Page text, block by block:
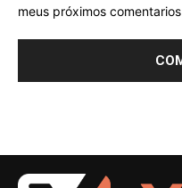
meus próximos comentarios